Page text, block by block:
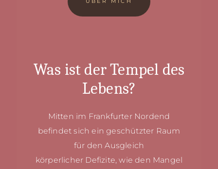
Was ist der Tempel des
Lebens?
Mitten im Frankfurter Nordend
befindet sich eingeschützter Raum
für den Ausgleich
körperlicher Defizite, wie den Mangel